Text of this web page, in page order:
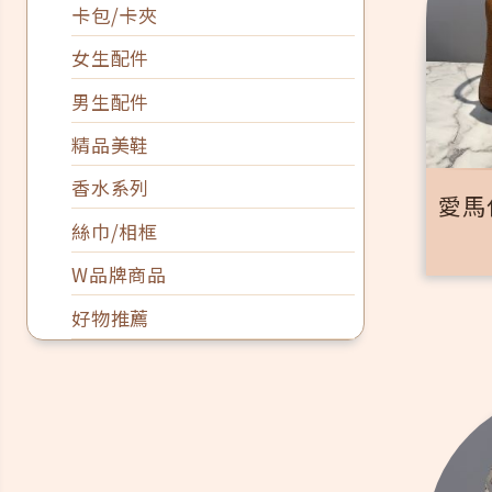
卡包/卡夾
女生配件
男生配件
精品美鞋
香水系列
絲巾/相框
W品牌商品
好物推薦
愛